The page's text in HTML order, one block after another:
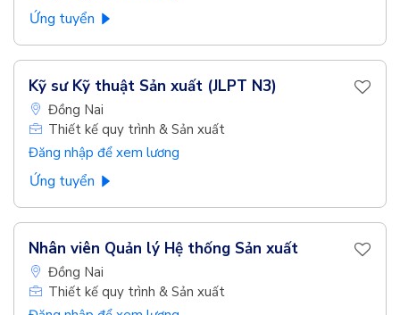
Ứng tuyển
Kỹ sư Kỹ thuật Sản xuất (JLPT N3)
Đồng Nai
Thiết kế quy trình & Sản xuất
Đăng nhập để xem lương
Ứng tuyển
Nhân viên Quản lý Hệ thống Sản xuất
Đồng Nai
Thiết kế quy trình & Sản xuất